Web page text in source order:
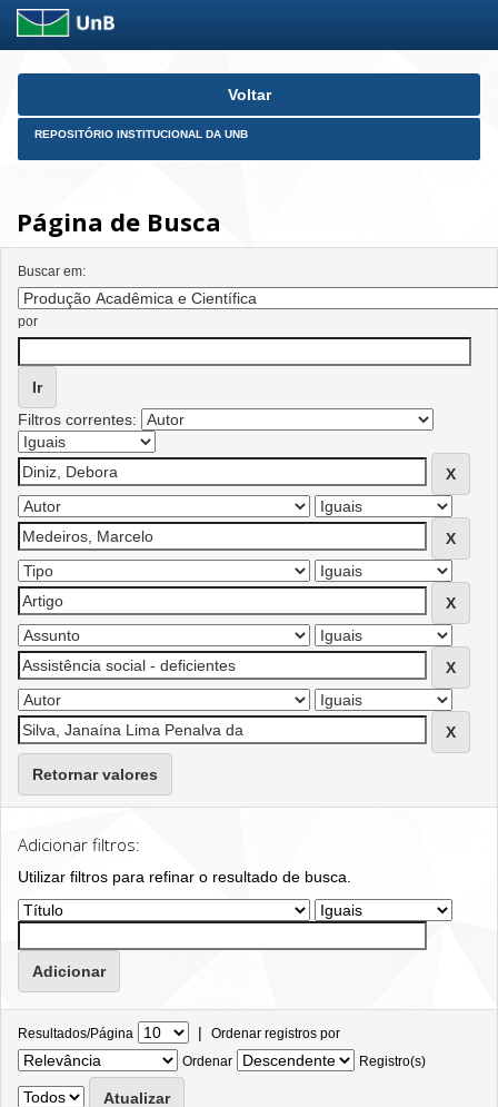
Skip
Voltar
REPOSITÓRIO INSTITUCIONAL DA UNB
Página de Busca
Buscar em:
por
Filtros correntes:
Retornar valores
Adicionar filtros:
Utilizar filtros para refinar o resultado de busca.
Resultados/Página | Ordenar registros por
Ordenar
Registro(s)